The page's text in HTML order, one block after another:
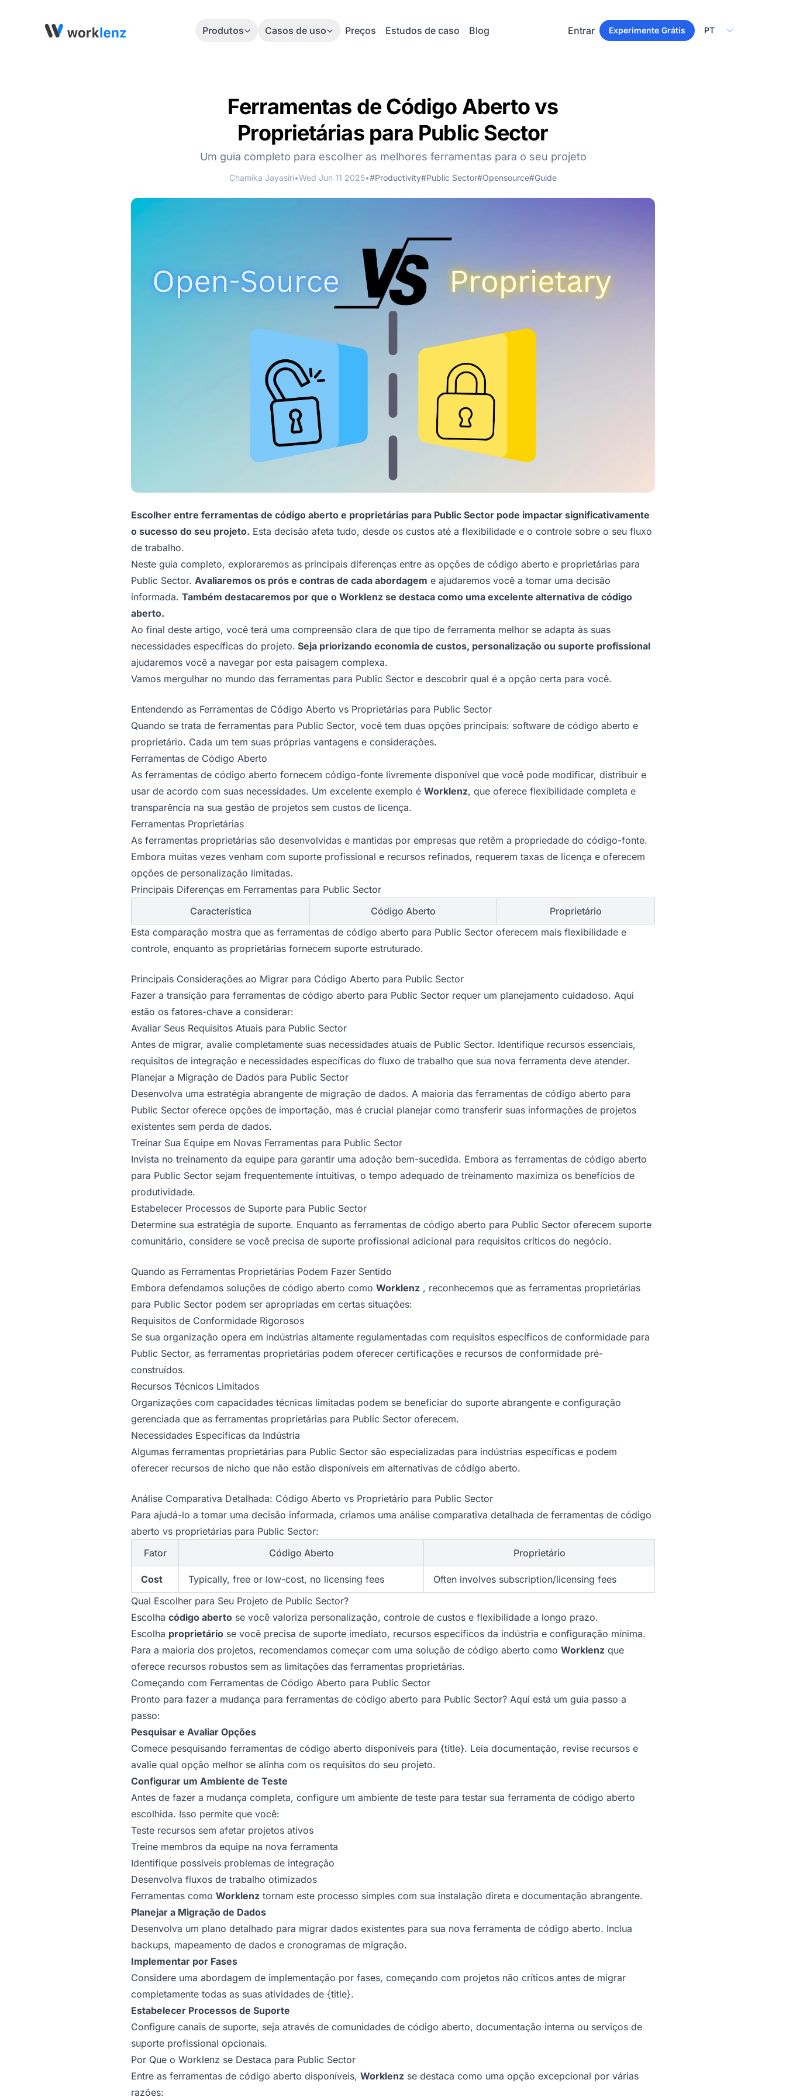
Produtos Casos de uso Preços Estudos de caso Blog Entrar Experimente Grátis Select Language
Ferramentas de Código Aberto vs
Proprietárias para Public Sector
Um guia completo para escolher as melhores ferramentas para o seu projeto
Chamika Jayasiri•Wed Jun 11 2025•#Productivity#Public Sector#Opensource#Guide
Escolher entre ferramentas de código aberto e proprietárias para Public Sector pode impactar significativamente
o sucesso do seu projeto. Esta decisão afeta tudo, desde os custos até a flexibilidade e o controle sobre o seu fluxo
de trabalho.
Neste guia completo, exploraremos as principais diferenças entre as opções de código aberto e proprietárias para
Public Sector. Avaliaremos os prós e contras de cada abordagem e ajudaremos você a tomar uma decisão
informada. Também destacaremos por que o Worklenz se destaca como uma excelente alternativa de código
aberto.
Ao final deste artigo, você terá uma compreensão clara de que tipo de ferramenta melhor se adapta às suas
necessidades específicas do projeto. Seja priorizando economia de custos, personalização ou suporte profissional
ajudaremos você a navegar por esta paisagem complexa.
Vamos mergulhar no mundo das ferramentas para Public Sector e descobrir qual é a opção certa para você.
Entendendo as Ferramentas de Código Aberto vs Proprietárias para Public Sector
Quando se trata de ferramentas para Public Sector, você tem duas opções principais: software de código aberto e
proprietário. Cada um tem suas próprias vantagens e considerações.
Ferramentas de Código Aberto
As ferramentas de código aberto fornecem código-fonte livremente disponível que você pode modificar, distribuir e
usar de acordo com suas necessidades. Um excelente exemplo é Worklenz, que oferece flexibilidade completa e
transparência na sua gestão de projetos sem custos de licença.
Ferramentas Proprietárias
As ferramentas proprietárias são desenvolvidas e mantidas por empresas que retêm a propriedade do código-fonte.
Embora muitas vezes venham com suporte profissional e recursos refinados, requerem taxas de licença e oferecem
opções de personalização limitadas.
Principais Diferenças em Ferramentas para Public Sector
Característica
Código Aberto
Proprietário
Esta comparação mostra que as ferramentas de código aberto para Public Sector oferecem mais flexibilidade e
controle, enquanto as proprietárias fornecem suporte estruturado.
Principais Considerações ao Migrar para Código Aberto para Public Sector
Fazer a transição para ferramentas de código aberto para Public Sector requer um planejamento cuidadoso. Aqui
estão os fatores-chave a considerar:
Avaliar Seus Requisitos Atuais para Public Sector
Antes de migrar, avalie completamente suas necessidades atuais de Public Sector. Identifique recursos essenciais,
requisitos de integração e necessidades específicas do fluxo de trabalho que sua nova ferramenta deve atender.
Planejar a Migração de Dados para Public Sector
Desenvolva uma estratégia abrangente de migração de dados. A maioria das ferramentas de código aberto para
Public Sector oferece opções de importação, mas é crucial planejar como transferir suas informações de projetos
existentes sem perda de dados.
Treinar Sua Equipe em Novas Ferramentas para Public Sector
Invista no treinamento da equipe para garantir uma adoção bem-sucedida. Embora as ferramentas de código aberto
para Public Sector sejam frequentemente intuitivas, o tempo adequado de treinamento maximiza os benefícios de
produtividade.
Estabelecer Processos de Suporte para Public Sector
Determine sua estratégia de suporte. Enquanto as ferramentas de código aberto para Public Sector oferecem suporte
comunitário, considere se você precisa de suporte profissional adicional para requisitos críticos do negócio.
Quando as Ferramentas Proprietárias Podem Fazer Sentido
Embora defendamos soluções de código aberto como Worklenz , reconhecemos que as ferramentas proprietárias
para Public Sector podem ser apropriadas em certas situações:
Requisitos de Conformidade Rigorosos
Se sua organização opera em indústrias altamente regulamentadas com requisitos específicos de conformidade para
Public Sector, as ferramentas proprietárias podem oferecer certificações e recursos de conformidade pré-
construídos.
Recursos Técnicos Limitados
Organizações com capacidades técnicas limitadas podem se beneficiar do suporte abrangente e configuração
gerenciada que as ferramentas proprietárias para Public Sector oferecem.
Necessidades Específicas da Indústria
Algumas ferramentas proprietárias para Public Sector são especializadas para indústrias específicas e podem
oferecer recursos de nicho que não estão disponíveis em alternativas de código aberto.
Análise Comparativa Detalhada: Código Aberto vs Proprietário para Public Sector
Para ajudá-lo a tomar uma decisão informada, criamos uma análise comparativa detalhada de ferramentas de código
aberto vs proprietárias para Public Sector:
Fator
Código Aberto Proprietário
Cost Typically, free or low-cost, no licensing fees
Often involves subscription/licensing fees
Qual Escolher para Seu Projeto de Public Sector?
Escolha código aberto se você valoriza personalização, controle de custos e flexibilidade a longo prazo.
Escolha proprietário se você precisa de suporte imediato, recursos específicos da indústria e configuração mínima.
Para a maioria dos projetos, recomendamos começar com uma solução de código aberto como Worklenz que
oferece recursos robustos sem as limitações das ferramentas proprietárias.
Começando com Ferramentas de Código Aberto para Public Sector
Pronto para fazer a mudança para ferramentas de código aberto para Public Sector? Aqui está um guia passo a
passo:
Pesquisar e Avaliar Opções
Comece pesquisando ferramentas de código aberto disponíveis para {title}. Leia documentação, revise recursos e
avalie qual opção melhor se alinha com os requisitos do seu projeto.
Configurar um Ambiente de Teste
Antes de fazer a mudança completa, configure um ambiente de teste para testar sua ferramenta de código aberto
escolhida. Isso permite que você:
Teste recursos sem afetar projetos ativos
Treine membros da equipe na nova ferramenta
Identifique possíveis problemas de integração
Desenvolva fluxos de trabalho otimizados
Ferramentas como Worklenz tornam este processo simples com sua instalação direta e documentação abrangente.
Planejar a Migração de Dados
Desenvolva um plano detalhado para migrar dados existentes para sua nova ferramenta de código aberto. Inclua
backups, mapeamento de dados e cronogramas de migração.
Implementar por Fases
Considere uma abordagem de implementação por fases, começando com projetos não críticos antes de migrar
completamente todas as suas atividades de {title}.
Estabelecer Processos de Suporte
Configure canais de suporte, seja através de comunidades de código aberto, documentação interna ou serviços de
suporte profissional opcionais.
Por Que o Worklenz se Destaca para Public Sector
Entre as ferramentas de código aberto disponíveis, Worklenz se destaca como uma opção excepcional por várias
razões: